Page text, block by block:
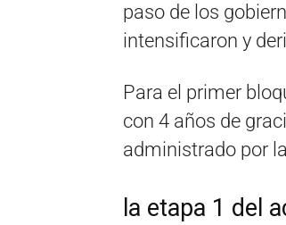
paso de los
intensificaron y
Para el primer
con 4 años de
administrado por
la etapa 1 del